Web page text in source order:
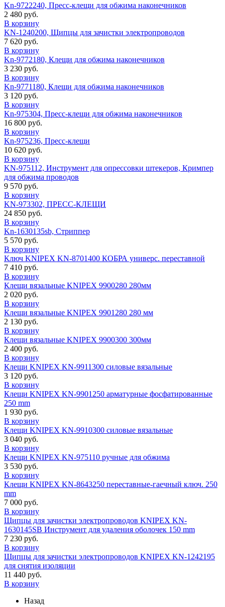
Kn-9722240, Пресс-клещи для обжима наконечников
2 480 руб.
В корзину
KN-1240200, Щипцы для зачистки электропроводов
7 620 руб.
В корзину
Kn-9772180, Клещи для обжима наконечников
3 230 руб.
В корзину
Kn-9771180, Клещи для обжима наконечников
3 120 руб.
В корзину
Kn-975304, Пресс-клещи для обжима наконечников
16 800 руб.
В корзину
Kn-975236, Пресс-клещи
10 620 руб.
В корзину
KN-975112, Инструмент для опрессовки штекеров, Кримпер
для обжима проводов
9 570 руб.
В корзину
KN-973302, ПРЕСС-КЛЕЩИ
24 850 руб.
В корзину
Kn-1630135sb, Стриппер
5 570 руб.
В корзину
Ключ KNIPEX KN-8701400 КОБРА универс. переставной
7 410 руб.
В корзину
Клещи вязальные KNIPEX 9900280 280мм
2 020 руб.
В корзину
Клещи вязальные KNIPEX 9901280 280 мм
2 130 руб.
В корзину
Клещи вязальные KNIPEX 9900300 300мм
2 400 руб.
В корзину
Клещи KNIPEX KN-9911300 силовые вязальные
3 120 руб.
В корзину
Клещи KNIPEX KN-9901250 арматурные фосфатированные
250 mm
1 930 руб.
В корзину
Клещи KNIPEX KN-9910300 силовые вязальные
3 040 руб.
В корзину
Клещи KNIPEX KN-975110 ручные для обжима
3 530 руб.
В корзину
Клещи KNIPEX KN-8643250 переставные-гаечный ключ. 250
mm
7 000 руб.
В корзину
Щипцы для зачистки электропроводов KNIPEX KN-
1630145SB Инструмент для удаления оболочек 150 mm
7 230 руб.
В корзину
Щипцы для зачистки электропроводов KNIPEX KN-1242195
для снятия изоляции
11 440 руб.
В корзину
Назад